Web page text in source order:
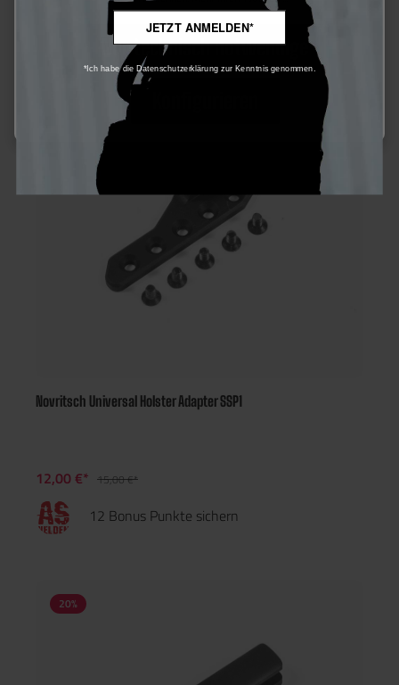
Novritsch Universal Holster Adapter SSP1
12,00 €* 15,00 €*
12 Bonus Punkte sichern
20%
Nur technisch notwendige
JETZT ANMELDEN*
*Ich habe die Datenschutzerklärung zur Kenntnis genommen.